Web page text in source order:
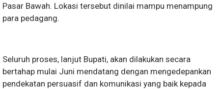
Pasar Bawah. Lokasi tersebut dinilai mampu menampung
para pedagang.
Seluruh proses, lanjut Bupati, akan dilakukan secara
bertahap mulai Juni mendatang dengan mengedepankan
pendekatan persuasif dan komunikasi yang baik kepada